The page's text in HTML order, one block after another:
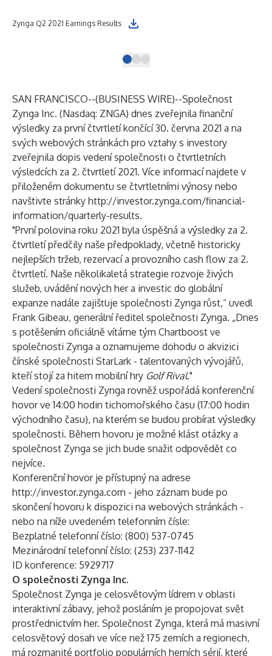
Zynga Q2 2021 Earnings Results
SAN FRANCISCO--(BUSINESS WIRE)--Společnost
Zynga Inc. (Nasdaq: ZNGA) dnes zveřejnila finanční
výsledky za první čtvrtletí končící 30. června 2021 a na
svých webových stránkách pro vztahy s investory
zveřejnila dopis vedení společnosti o čtvrtletních
výsledcích za 2. čtvrtletí 2021. Více informací najdete v
přiloženém dokumentu se čtvrtletními výnosy nebo
navštivte stránky http://investor.zynga.com/financial-
information/quarterly-results.
"První polovina roku 2021 byla úspěšná a výsledky za 2.
čtvrtletí předčily naše předpoklady, včetně historicky
nejlepších tržeb, rezervací a provozního cash flow za 2.
čtvrtletí. Naše několikaletá strategie rozvoje živých
služeb, uvádění nových her a investic do globální
expanze nadále zajišťuje společnosti Zynga růst,“ uvedl
Frank Gibeau, generální ředitel společnosti Zynga. „Dnes
s potěšením oficiálně vítáme tým Chartboost ve
společnosti Zynga a oznamujeme dohodu o akvizici
čínské společnosti StarLark - talentovaných vývojářů,
kteří stojí za hitem mobilní hry Golf Rival."
Vedení společnosti Zynga rovněž uspořádá konferenční
hovor ve 14:00 hodin tichomořského času (17:00 hodin
východního času), na kterém se budou probírat výsledky
společnosti. Během hovoru je možné klást otázky a
společnost Zynga se jich bude snažit odpovědět co
nejvíce.
Konferenční hovor je přístupný na adrese
http://investor.zynga.com - jeho záznam bude po
skončení hovoru k dispozici na webových stránkách -
nebo na níže uvedeném telefonním čísle:
Bezplatné telefonní číslo: (800) 537-0745
Mezinárodní telefonní číslo: (253) 237-1142
ID konference: 5929717
O společnosti Zynga Inc.
Společnost Zynga je celosvětovým lídrem v oblasti
interaktivní zábavy, jehož posláním je propojovat svět
prostřednictvím her. Společnost Zynga, která má masivní
celosvětový dosah ve více než 175 zemích a regionech,
má rozmanité portfolio populárních herních sérií, které